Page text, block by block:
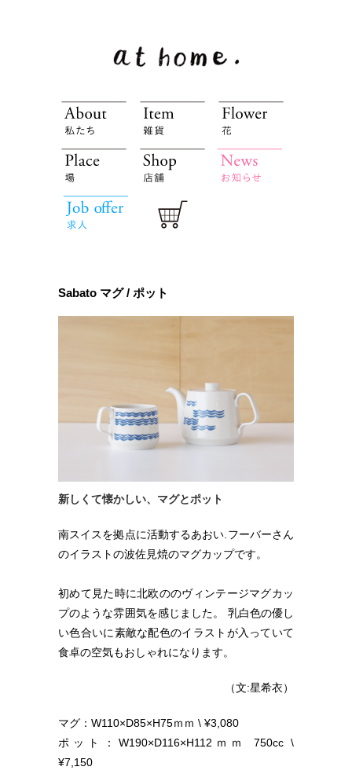
Sabato マグ / ポット
新しくて懐かしい、マグとポット
南スイスを拠点に活動するあおい.フーバーさん
のイラストの波佐見焼のマグカップです。
初めて見た時に北欧ののヴィンテージマグカッ
プのような雰囲気を感じました。 乳白色の優し
い色合いに素敵な配色のイラストが入っていて
食卓の空気もおしゃれになります。
（文:星希衣）
マグ：W110×D85×H75ｍｍ \ ¥3,080
ポット：W190×D116×H112ｍｍ 750cc \
¥7,150